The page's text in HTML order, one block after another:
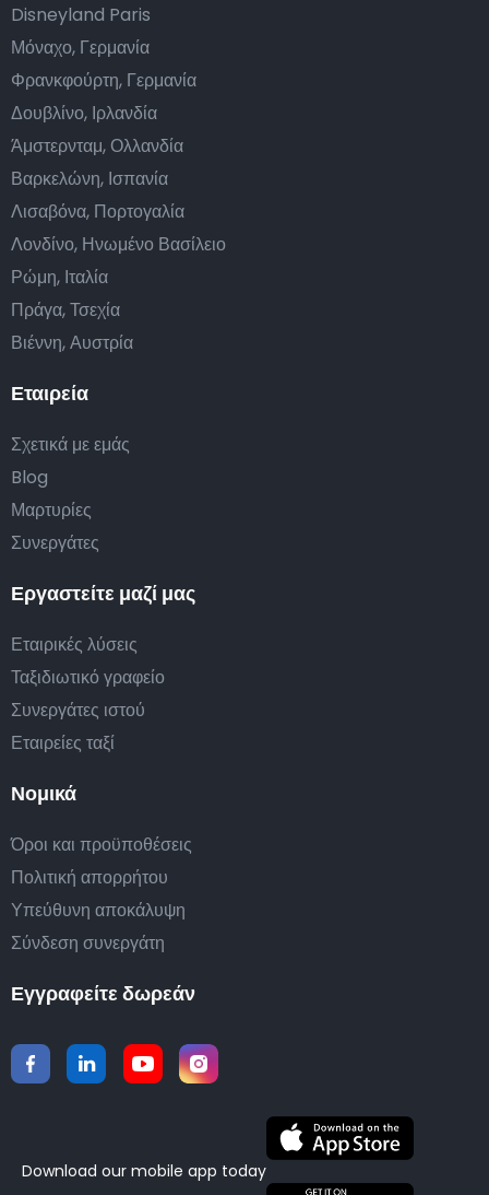
Εταιρεία
Σχετικά με εμάς
Blog
Μαρτυρίες
Συνεργάτες
Εργαστείτε μαζί μας
Εταιρικές λύσεις
Ταξιδιωτικό γραφείο
Συνεργάτες ιστού
Εταιρείες ταξί
Νομικά
Όροι και προϋποθέσεις
Πολιτική απορρήτου
Υπεύθυνη αποκάλυψη
Σύνδεση συνεργάτη
Disneyland Paris
Μόναχο, Γερμανία
Φρανκφούρτη, Γερμανία
Δουβλίνο, Ιρλανδία
Άμστερνταμ, Ολλανδία
Βαρκελώνη, Ισπανία
Λισαβόνα, Πορτογαλία
Λονδίνο, Ηνωμένο Βασίλειο
Ρώμη, Ιταλία
Πράγα, Τσεχία
Βιέννη, Αυστρία
Εγγραφείτε δωρεάν
Download our mobile app today